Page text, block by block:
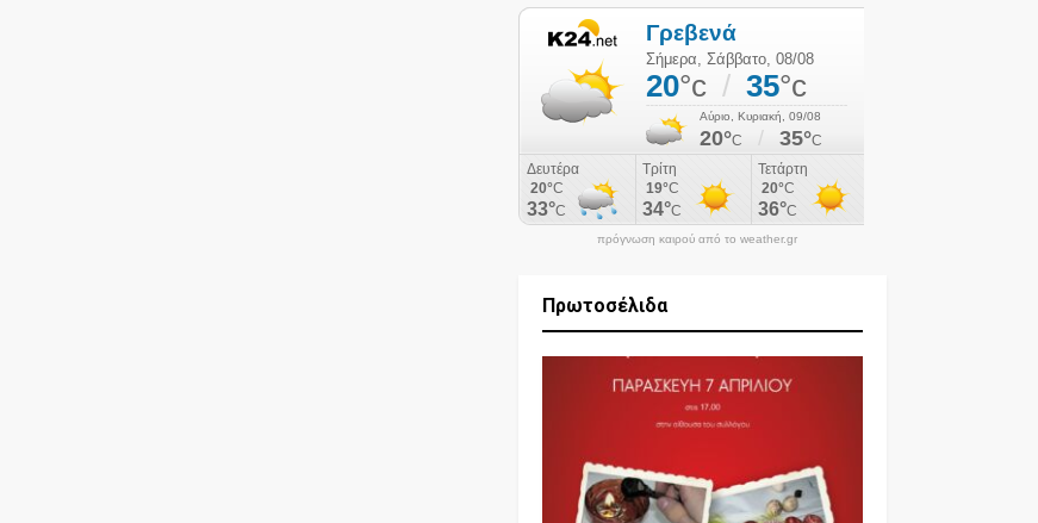
πρόγνωση καιρού από το weather.gr
Πρωτοσέλιδα